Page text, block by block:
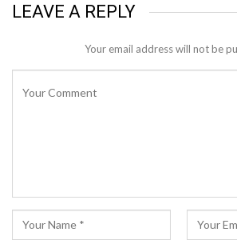
LEAVE A REPLY
Your email address will not be